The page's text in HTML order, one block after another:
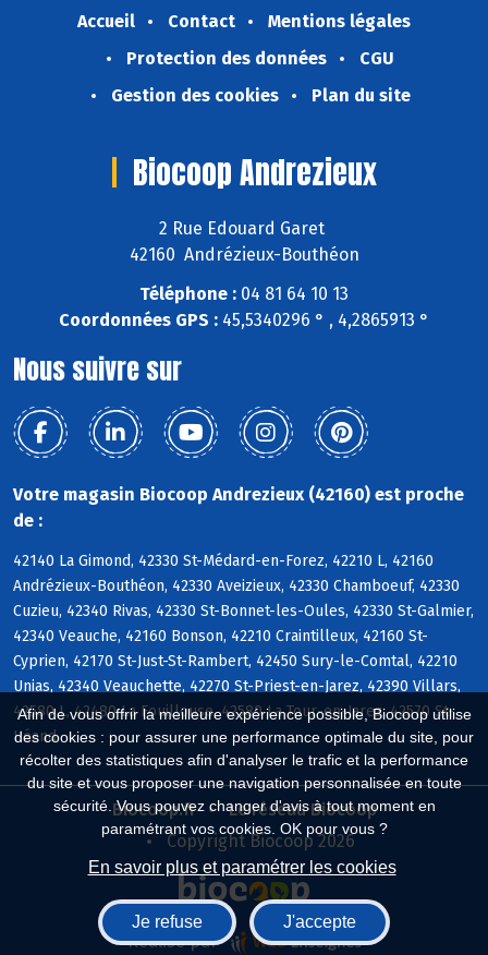
Afin de vous offrir la meilleure expérience possible, Biocoop utilise
des cookies : pour assurer une performance optimale du site, pour
récolter des statistiques afin d'analyser le trafic et la performance
du site et vous proposer une navigation personnalisée en toute
sécurité. Vous pouvez changer d'avis à tout moment en
paramétrant vos cookies. OK pour vous ?
En savoir plus et paramétrer les cookies
Je refuse J'accepte
Accueil Contact
Mentions légales
Protection des données
CGU
Gestion des cookies
Plan du site
Biocoop Andrezieux
2 Rue Edouard Garet
42160 Andrézieux-Bouthéon
Téléphone : 04 81 64 10 13
Coordonnées GPS : 45,5340296 ° , 4,2865913 °
Nous suivre sur
Votre magasin Biocoop Andrezieux (42160) est proche
de :
42140 La Gimond, 42330 St-Médard-en-Forez, 42210 L, 42160
Andrézieux-Bouthéon, 42330 Aveizieux, 42330 Chamboeuf, 42330
Cuzieu, 42340 Rivas, 42330 St-Bonnet-les-Oules, 42330 St-Galmier,
42340 Veauche, 42160 Bonson, 42210 Craintilleux, 42160 St-
Cyprien, 42170 St-Just-St-Rambert, 42450 Sury-le-Comtal, 42210
Unias, 42340 Veauchette, 42270 St-Priest-en-Jarez, 42390 Villars,
42580 L, 42480 La Fouillouse, 42580 La Tour-en-Jarez, 42570 St-
Héand
Biocoop.fr
Le réseau Biocoop
Copyright Biocoop 2026
Réalisé par